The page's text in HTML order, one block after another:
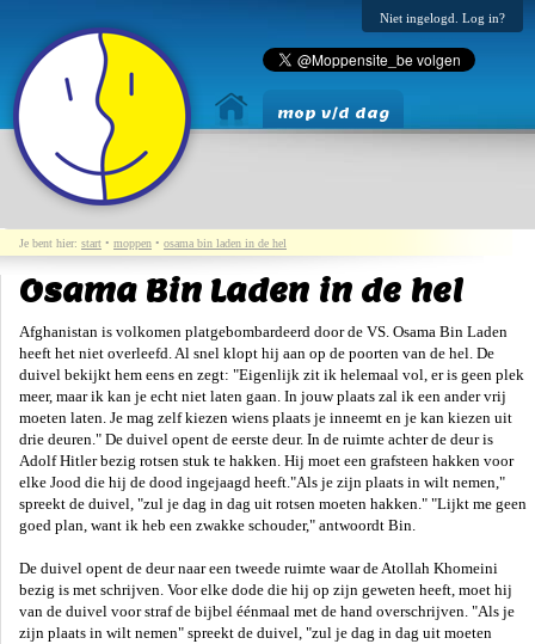
Niet ingelogd. Log in?
mop v/d dag
Je bent hier: start • moppen • osama bin laden in de hel
Osama Bin Laden in de hel
Afghanistan is volkomen platgebombardeerd door de VS. Osama Bin Laden
heeft het niet overleefd. Al snel klopt hij aan op de poorten van de hel. De
duivel bekijkt hem eens en zegt: "Eigenlijk zit ik helemaal vol, er is geen plek
meer, maar ik kan je echt niet laten gaan. In jouw plaats zal ik een ander vrij
moeten laten. Je mag zelf kiezen wiens plaats je inneemt en je kan kiezen uit
drie deuren." De duivel opent de eerste deur. In de ruimte achter de deur is
Adolf Hitler bezig rotsen stuk te hakken. Hij moet een grafsteen hakken voor
elke Jood die hij de dood ingejaagd heeft."Als je zijn plaats in wilt nemen,"
spreekt de duivel, "zul je dag in dag uit rotsen moeten hakken." "Lijkt me geen
goed plan, want ik heb een zwakke schouder," antwoordt Bin.
De duivel opent de deur naar een tweede ruimte waar de Atollah Khomeini
bezig is met schrijven. Voor elke dode die hij op zijn geweten heeft, moet hij
van de duivel voor straf de bijbel éénmaal met de hand overschrijven. "Als je
zijn plaats in wilt nemen" spreekt de duivel, "zul je dag in dag uit moeten